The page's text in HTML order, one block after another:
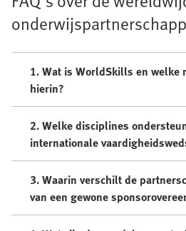
1. Wat is WorldSkills en welke
hierin?
2. Welke disciplines
internationale
3. Waarin verschilt de
van een gewone